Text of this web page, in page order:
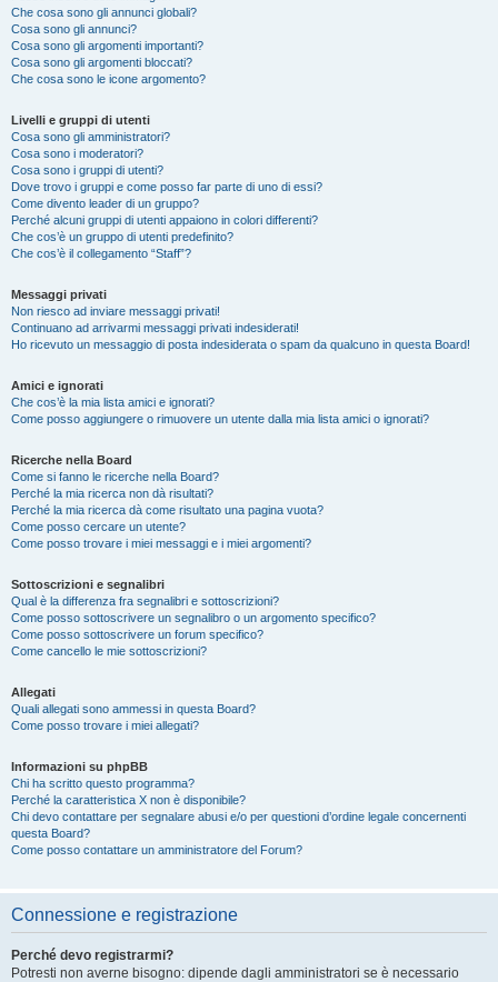
Che cosa sono gli annunci globali?
Cosa sono gli annunci?
Cosa sono gli argomenti importanti?
Cosa sono gli argomenti bloccati?
Che cosa sono le icone argomento?
Livelli e gruppi di utenti
Cosa sono gli amministratori?
Cosa sono i moderatori?
Cosa sono i gruppi di utenti?
Dove trovo i gruppi e come posso far parte di uno di essi?
Come divento leader di un gruppo?
Perché alcuni gruppi di utenti appaiono in colori differenti?
Che cos’è un gruppo di utenti predefinito?
Che cos’è il collegamento “Staff”?
Messaggi privati
Non riesco ad inviare messaggi privati!
Continuano ad arrivarmi messaggi privati indesiderati!
Ho ricevuto un messaggio di posta indesiderata o spam da qualcuno in questa Board!
Amici e ignorati
Che cos’è la mia lista amici e ignorati?
Come posso aggiungere o rimuovere un utente dalla mia lista amici o ignorati?
Ricerche nella Board
Come si fanno le ricerche nella Board?
Perché la mia ricerca non dà risultati?
Perché la mia ricerca dà come risultato una pagina vuota?
Come posso cercare un utente?
Come posso trovare i miei messaggi e i miei argomenti?
Sottoscrizioni e segnalibri
Qual è la differenza fra segnalibri e sottoscrizioni?
Come posso sottoscrivere un segnalibro o un argomento specifico?
Come posso sottoscrivere un forum specifico?
Come cancello le mie sottoscrizioni?
Allegati
Quali allegati sono ammessi in questa Board?
Come posso trovare i miei allegati?
Informazioni su phpBB
Chi ha scritto questo programma?
Perché la caratteristica X non è disponibile?
Chi devo contattare per segnalare abusi e/o per questioni d’ordine legale concernenti
questa Board?
Come posso contattare un amministratore del Forum?
Connessione e registrazione
Perché devo registrarmi?
Potresti non averne bisogno: dipende dagli amministratori se è necessario